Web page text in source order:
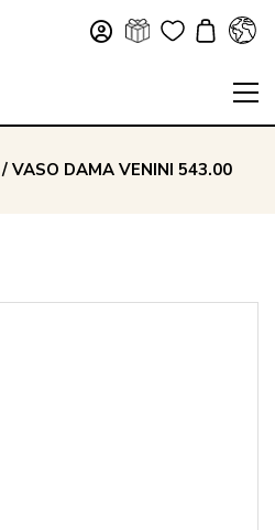
/ VASO DAMA VENINI 543.00